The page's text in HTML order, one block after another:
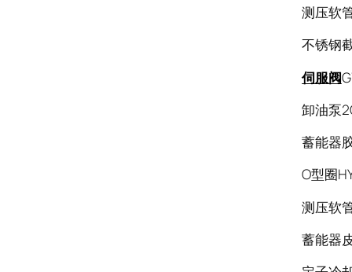
测压软
不锈钢
伺服阀
卸油泵
蓄能器
O型圈
测压软
蓄能器